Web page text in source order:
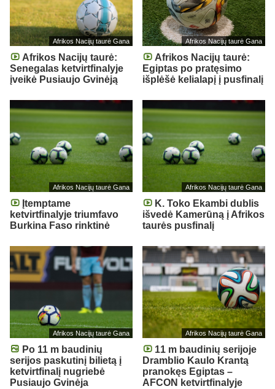
Afrikos Nacijų taurė Gana
Afrikos Nacijų taurė:
Senegalas ketvirtfinalyje
įveikė Pusiaujo Gvinėją
Afrikos Nacijų taurė Gana
Afrikos Nacijų taurė:
Egiptas po pratęsimo
išplėšė kelialapį į pusfinalį
Afrikos Nacijų taurė Gana
Įtemptame
ketvirtfinalyje triumfavo
Burkina Faso rinktinė
Afrikos Nacijų taurė Gana
K. Toko Ekambi dublis
išvedė Kamerūną į Afrikos
taurės pusfinalį
Afrikos Nacijų taurė Gana
Po 11 m baudinių
serijos paskutinį bilietą į
ketvirtfinalį nugriebė
Pusiaujo Gvinėja
Afrikos Nacijų taurė Gana
11 m baudinių serijoje
Dramblio Kaulo Krantą
pranokęs Egiptas –
AFCON ketvirtfinalyje